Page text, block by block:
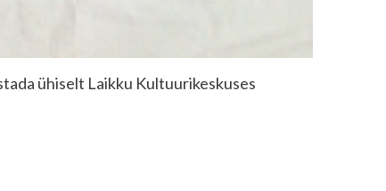
ühiselt Laikku Kultuurikeskuses